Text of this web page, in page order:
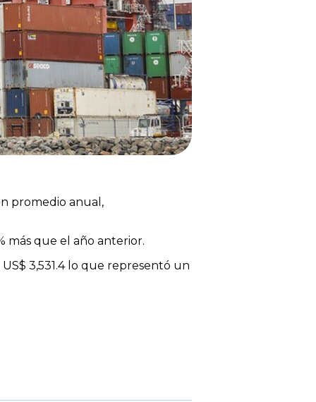
promedio anual,
más que el año anterior.
3,531.4 lo que representó un